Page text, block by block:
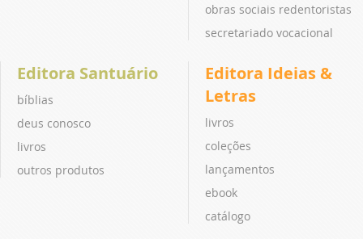
obras sociais redentoristas
secretariado vocacional
Editora Santuário
bíblias
deus conosco
livros
outros produtos
Editora Ideias &
Letras
livros
coleções
lançamentos
ebook
catálogo